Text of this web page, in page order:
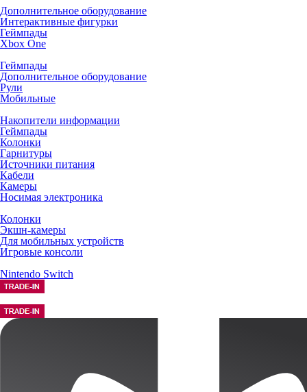
Дополнительное оборудование
Интерактивные фигурки
Геймпады
Xbox One
Геймпады
Дополнительное оборудование
Рули
Мобильные
Накопители информации
Геймпады
Колонки
Гарнитуры
Источники питания
Кабели
Камеры
Носимая электроника
Колонки
Экшн-камеры
Для мобильных устройств
Игровые консоли
Nintendo Switch